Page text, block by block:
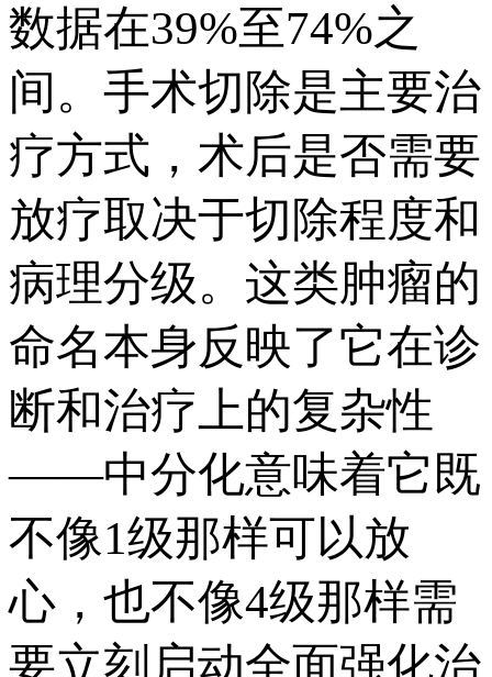
数据在39%至74%之
间。手术切除是主要治
疗方式，术后是否需要
放疗取决于切除程度和
病理分级。这类肿瘤的
命名本身反映了它在诊
断和治疗上的复杂性
——中分化意味着它既
不像1级那样可以放
心，也不像4级那样需
要立刻启动全面强化治